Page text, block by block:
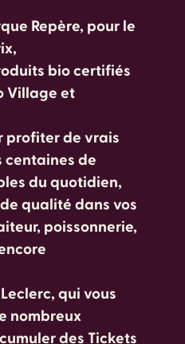
Repère, pour le
bio certifiés
Village et
profiter de vrais
centaines de
du quotidien,
qualité dans vos
poissonnerie,
qui vous
nombreux
des Tickets